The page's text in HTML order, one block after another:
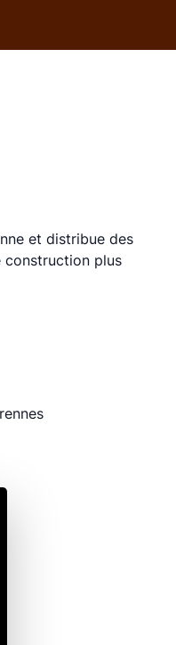
et distribue des
construction plus